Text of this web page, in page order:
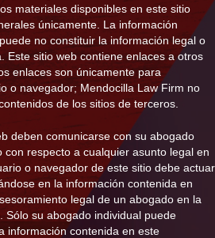
materiales disponibles en este sitio
únicamente. La información
no constituir la información legal o
Este sitio web contiene enlaces a otros
enlaces son únicamente para
o navegador; Mendocilla Law Firm no
de los sitios de terceros.
deben comunicarse con su abogado
respecto a cualquier asunto legal en
o navegador de este sitio debe actuar
en la información contenida en
legal de un abogado en la
Sólo su abogado individual puede
información contenida en este